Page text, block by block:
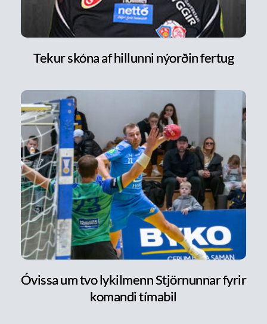
Tekur skóna af hillunni nýorðin fertug
Óvissa um tvo lykilmenn Stjörnunnar fyrir
komandi tímabil